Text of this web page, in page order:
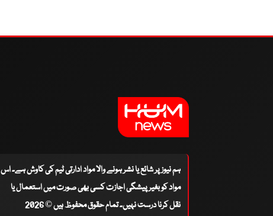
ہم نیوز پر شائع یا نشر ہونے والا مواد ادارتی ٹیم کی کاوش ہے۔ اس
مواد کو بغیر پیشگی اجازت کسی بھی صورت میں استعمال یا
نقل کرنا درست نہیں۔ تمام حقوق محفوظ ہیں © 2026